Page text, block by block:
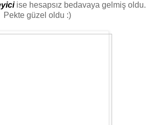
ise hesapsız bedavaya gelmiş oldu.
Pekte güzel oldu :)